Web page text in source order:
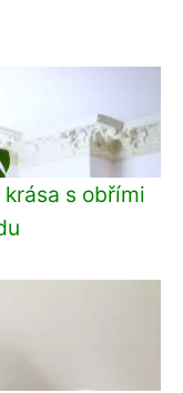
s obřími